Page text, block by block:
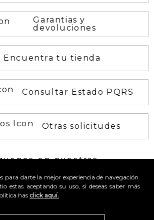
para darte la mejor experiencia de navegación.
estas aceptando su uso, si deseas saber más
has click aquí.
Garantias y
devoluciones
Encuentra tu tienda
Consultar Estado PQRS
Otras solicitudes
en nuestras